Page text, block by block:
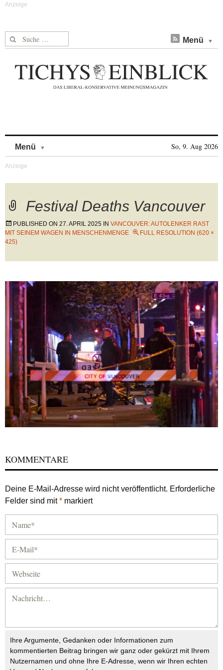
Suche nach: Menü
Menü So, 9. Aug 2026
Festival Deaths Vancouver
PUBLISHED ON 27. APRIL 2025 IN VANCOUVER: AUTOLENKER RAST
MIT SEINEM WAGEN IN MENSCHENMENGE
FULL RESOLUTION (620 ×
425)
KOMMENTARE
Deine E-Mail-Adresse wird nicht veröffentlicht. Erforderliche
Felder sind mit* markiert
Ihre Argumente, Gedanken oder Informationen zum
kommentierten Beitrag bringen wir ganz oder gekürzt mit Ihrem
Nutzernamen und ohne Ihre E-Adresse, wenn wir Ihren echten